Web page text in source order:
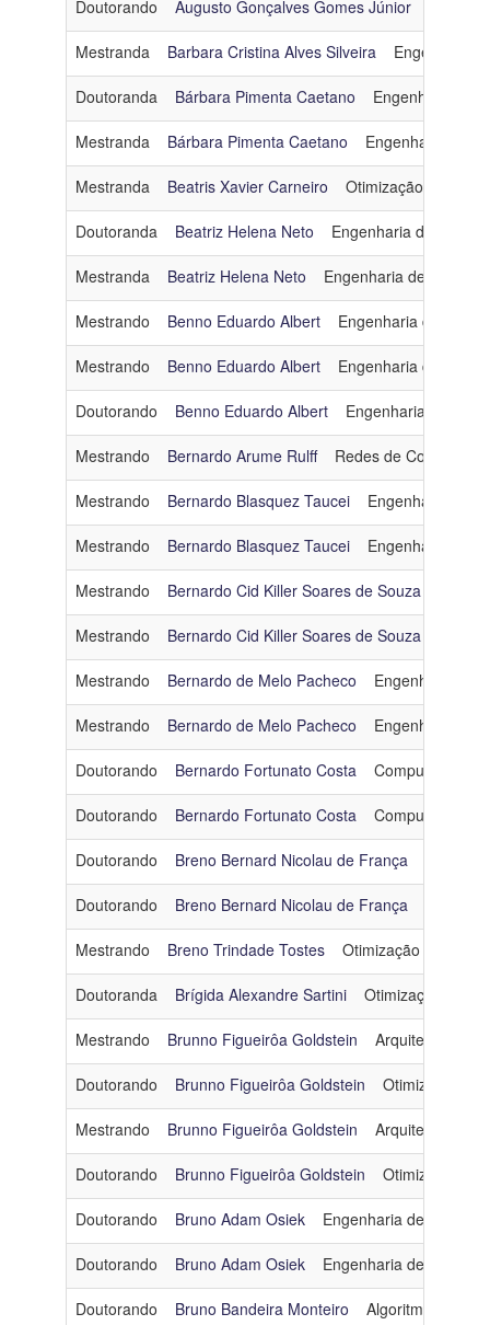
Doutorando Augusto Gonçalves Gomes Júnior
Mestranda Barbara Cristina Alves Silveira Engenharia
Doutoranda Bárbara Pimenta Caetano Engenharia de
Mestranda Bárbara Pimenta Caetano Engenharia de
Mestranda Beatris Xavier Carneiro Otimização
Doutoranda Beatriz Helena Neto Engenharia de Dados
Mestranda Beatriz Helena Neto Engenharia de Dados
Mestrando Benno Eduardo Albert Engenharia de
Mestrando Benno Eduardo Albert Engenharia de
Doutorando Benno Eduardo Albert Engenharia de
Mestrando Bernardo Arume Rulff Redes de
Mestrando Bernardo Blasquez Taucei Engenharia de
Mestrando Bernardo Blasquez Taucei Engenharia de
Mestrando Bernardo Cid Killer Soares de Souza
Mestrando Bernardo Cid Killer Soares de Souza
Mestrando Bernardo de Melo Pacheco Engenharia de
Mestrando Bernardo de Melo Pacheco Engenharia de
Doutorando Bernardo Fortunato Costa Computação
Doutorando Bernardo Fortunato Costa Computação
Doutorando Breno Bernard Nicolau de França
Doutorando Breno Bernard Nicolau de França
Mestrando Breno Trindade Tostes Otimização
Doutoranda Brígida Alexandre Sartini Otimização
Mestrando Brunno Figueirôa Goldstein Arquitetura e
Doutorando Brunno Figueirôa Goldstein Otimização
Mestrando Brunno Figueirôa Goldstein Arquitetura e
Doutorando Brunno Figueirôa Goldstein Otimização
Doutorando Bruno Adam Osiek Engenharia de Dados
Doutorando Bruno Adam Osiek Engenharia de Dados
Doutorando Bruno Bandeira Monteiro Algoritmos e